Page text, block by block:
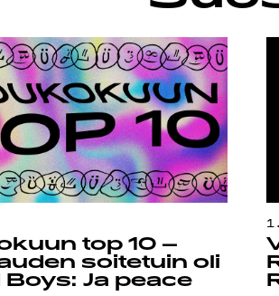
top 10 –
soitetuin oli
Boys: Ja peace